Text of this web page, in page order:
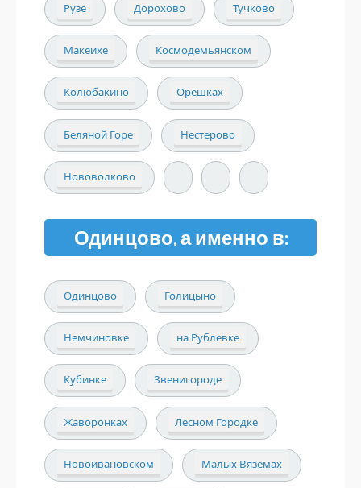
Рузе Дорохово Тучково
Макеихе Космодемьянском
Колюбакино Орешках
Беляной Горе Нестерово
Нововолково
Одинцово, а именно в:
Одинцово Голицыно
Немчиновке на Рублевке
Кубинке Звенигороде
Жаворонках Лесном Городке
Новоивановском Малых Вяземах